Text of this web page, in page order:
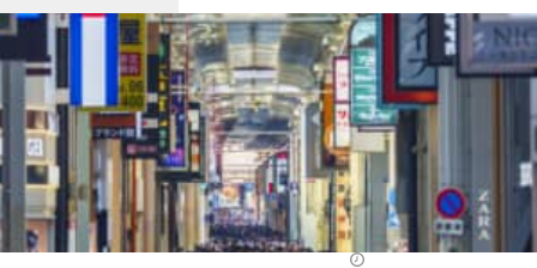
ねとらぼメニュー
ニュース
エンタメ クイズ
グルメ 地域
住まい 教育・育児
動物 リサーチ